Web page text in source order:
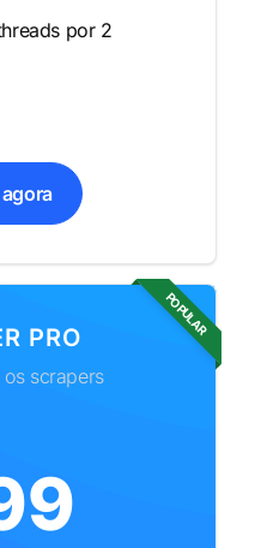
por 2
POPULAR
PRO
scrapers